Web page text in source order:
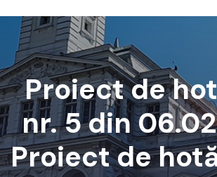
Proiect de
nr. 5 din
Proiect de